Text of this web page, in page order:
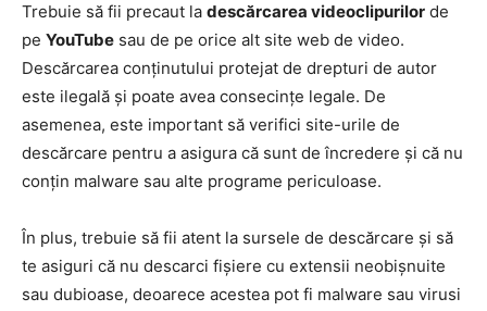
Trebuie să fii precaut la descărcarea videoclipurilor de
pe YouTube sau de pe orice alt site web de video.
Descărcarea conținutului protejat de drepturi de autor
este ilegală și poate avea consecințe legale. De
asemenea, este important să verifici site-urile de
descărcare pentru a asigura că sunt de încredere și că nu
conțin malware sau alte programe periculoase.
În plus, trebuie să fii atent la sursele de descărcare și să
te asiguri că nu descarci fișiere cu extensii neobișnuite
sau dubioase, deoarece acestea pot fi malware sau virusi